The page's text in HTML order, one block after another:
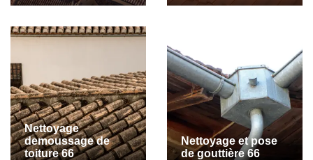
Nettoyage
demoussage de
toiture 66
Nettoyage et pose
de gouttière 66